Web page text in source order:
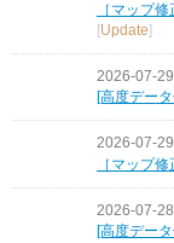
［マップ
[Update]
2026-07-29
[高度デー
2026-07-29
［マップ
2026-07-28
[高度デー